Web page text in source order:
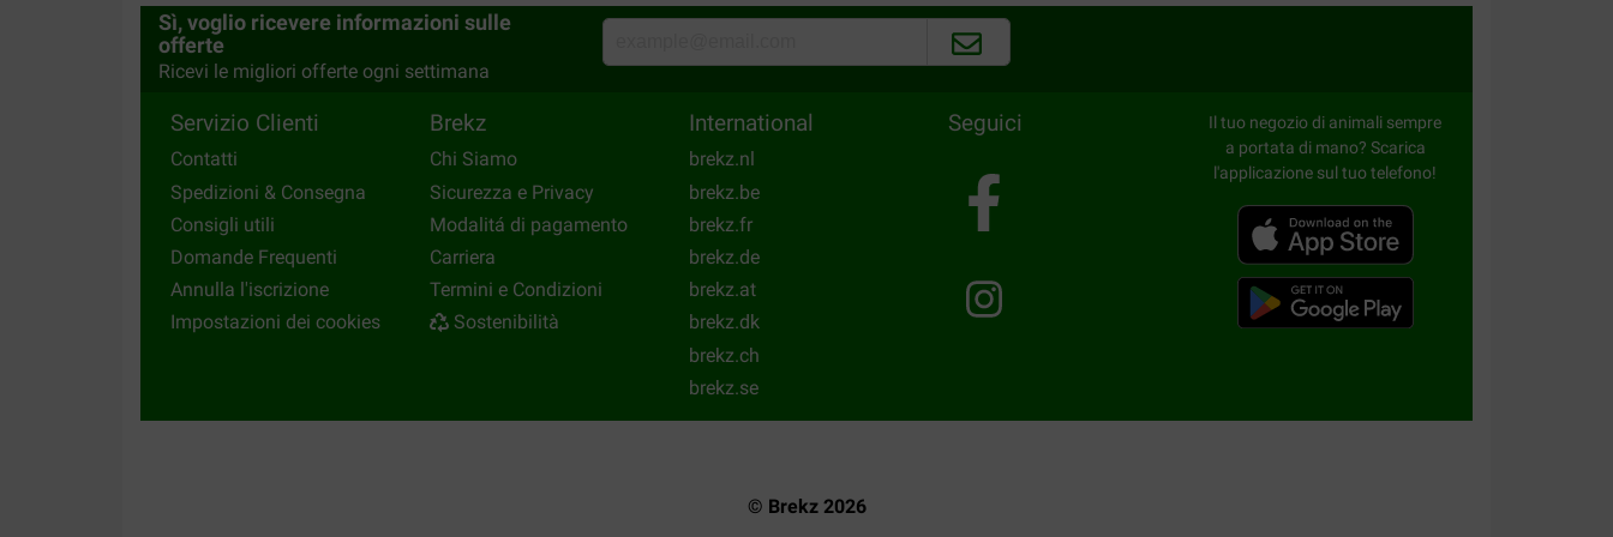
Translate to English
gewaardeerd door onze dieren.
Translate to English
Sì, voglio ricevere informazioni sulle
offerte
Ricevi le migliori offerte ogni settimana
Servizio Clienti
Contatti
Spedizioni & Consegna
Consigli utili
Domande Frequenti
Annulla l'iscrizione
Impostazioni dei cookies
Brekz
Chi Siamo
Sicurezza e Privacy
Modalitá di pagamento
Carriera
Termini e Condizioni
Sostenibilità
International
brekz.nl
brekz.be
brekz.fr
brekz.de
brekz.at
brekz.dk
brekz.ch
brekz.se
Seguici
Il tuo negozio di animali sempre
a portata di mano? Scarica
l'applicazione sul tuo telefono!
© Brekz 2026